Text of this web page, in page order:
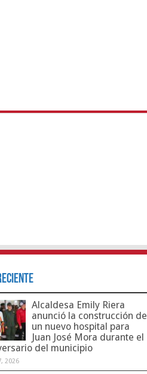
Alcaldesa Emily Riera
anunció la construcción de
un nuevo hospital para
Juan José Mora durante el
del municipio
2026